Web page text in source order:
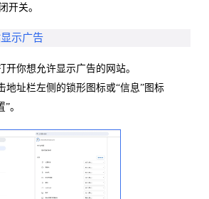
开关。
示广告
开你想允许显示广告的网站。
地址栏左侧的锁形图标或“信息”图标
。